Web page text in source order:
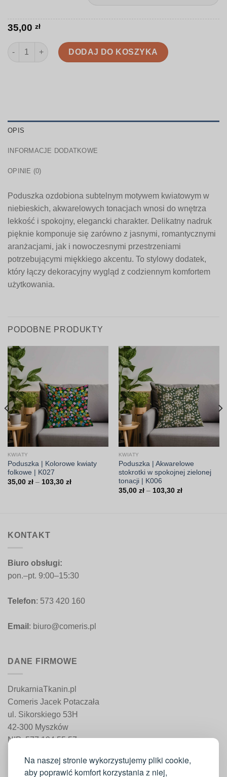
Na naszej stronie wykorzystujemy pliki cookie,
aby poprawić komfort korzystania z niej,
35,00 zł
ilość Poduszka | Delikatne niebieskie akwarelowe kwiaty | K016
DODAJ DO KOSZYKA
OPIS
INFORMACJE DODATKOWE
OPINIE (0)
Poduszka ozdobiona subtelnym motywem kwiatowym w
niebieskich, akwarelowych tonacjach wnosi do wnętrza
lekkość i spokojny, elegancki charakter. Delikatny nadruk
pięknie komponuje się zarówno z jasnymi, romantycznymi
aranżacjami, jak i nowoczesnymi przestrzeniami
potrzebującymi miękkiego akcentu. To stylowy dodatek,
który łączy dekoracyjny wygląd z codziennym komfortem
użytkowania.
PODOBNE PRODUKTY
KWIATY
Poduszka | Kolorowe kwiaty
folkowe | K027
35,00 zł – 103,30 złZakres
KWIATY
Poduszka | Akwarelowe
stokrotki w spokojnej zielonej
tonacji | K006
35,00 zł – 103,30 złZakres
KONTAKT
Biuro obsługi:
pon.–pt. 9:00–15:30
Telefon: 573 420 160
Email : biuro@comeris.pl
DANE FIRMOWE
DrukarniaTkanin.pl
Comeris Jacek Potaczała
ul. Sikorskiego 53H
42-300 Myszków
NIP: 577 194 55 57